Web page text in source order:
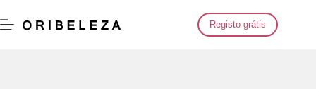
para
o
Registo grátis